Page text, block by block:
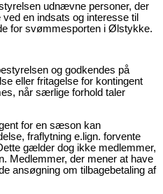
udnævne personer, der
en indsats og interesse til
for svømmesporten i Ølstykke.
og godkendes på
eller fritagelse for kontingent
når særlige forhold taler
for en sæson kan
fraflytning e.lign. forvente
gælder dog ikke medlemmer,
Medlemmer, der mener at have
ansøgning om tilbagebetaling af